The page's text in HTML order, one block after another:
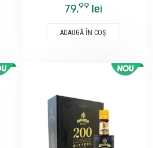
79,99 lei
ADAUGĂ ÎN COŞ